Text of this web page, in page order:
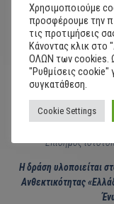
Με
Επίσημος
Η δράση υλοποιείται
Ανθεκτικότητας
Χρησιμοποιούμε
προσφέρουμε την
τις προτιμήσεις
Κάνοντας κλικ στο
ΟΛΩΝ των cookies.
"Ρυθμίσεις cookie"
συγκατάθεση.
Cookie Settings